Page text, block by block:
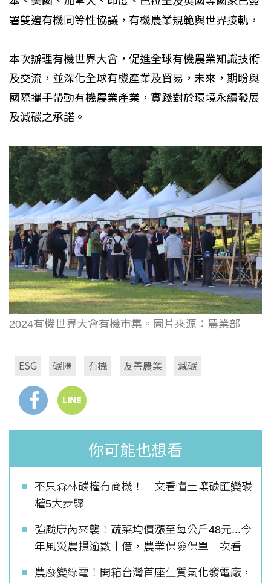
署雙邊有機同等性協議，有機農業規範與世界接軌，
本次辦理有機世界大會，促進全球有機農業知識技術
及交流，並深化全球有機產業及貿易，未來，期盼與
國際攜手帶動有機農業產業，實踐對於環境永續發展
及減碳之承諾。
2024有機世界大會有機市集。圖片來源：農業部
ESG 碳匯 有機 友善農業 減碳
你可能也想看
不只森林碳權有商機！一文看懂土壤碳匯變碳
權5大步驟
強颱康芮來襲！蔬菜均價漲至每公斤48元...今
年風災農損逾數十億，農業保險保單一次看
農廢變綠電！開箱台灣首座生質氣化發電廠，